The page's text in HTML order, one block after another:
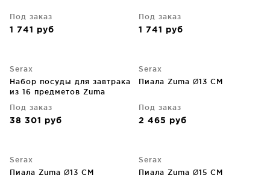
Под заказ
1 741 руб
Под заказ
1 741 руб
Serax
Набор посуды для завтрака
из 16 предметов Zuma
Под заказ
38 301 руб
Serax
Пиала Zuma Ø13 CM
Под заказ
2 465 руб
Serax
Пиала Zuma Ø13 CM
Serax
Пиала Zuma Ø15 CM